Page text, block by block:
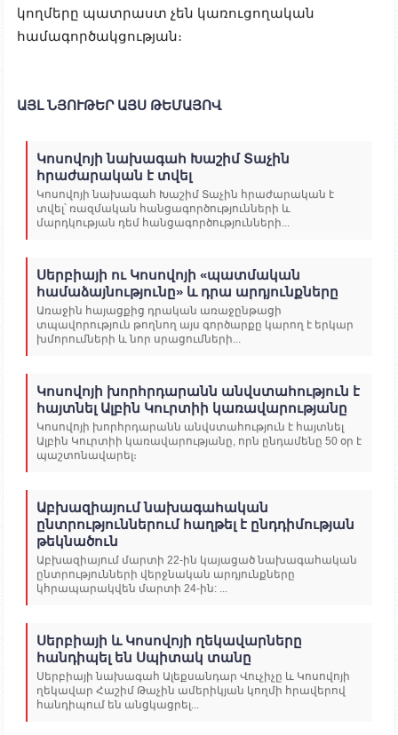
կողմերը պատրաստ չեն կառուցողական
համագործակցության։
ԱՅԼ ՆՅՈՒԹԵՐ ԱՅՍ ԹԵՄԱՅՈՎ
Կոսովոյի նախագահ Խաշիմ Տաչին
հրաժարական է տվել
Կոսովոյի նախագահ Խաշիմ Տաչին հրաժարական է
տվել՝ ռազմական հանցագործությունների և
մարդկության դեմ հանցագործությունների...
Սերբիայի ու Կոսովոյի «պատմական
համաձայնությունը» և դրա արդյունքները
Առաջին հայացքից դրական առաջընթացի
տպավորություն թողնող այս գործարքը կարող է երկար
խմորումների և նոր սրացումների...
Կոսովոյի խորհրդարանն անվստահություն է
հայտնել Ալբին Կուրտիի կառավարությանը
Կոսովոյի խորհրդարանն անվստահություն է հայտնել
Ալբին Կուրտիի կառավարությանը, որն ընդամենը 50 օր է
պաշտոնավարել։
Աբխազիայում նախագահական
ընտրություններում հաղթել է ընդդիմության
թեկնածուն
Աբխազիայում մարտի 22-ին կայացած նախագահական
ընտրությունների վերջնական արդյունքները
կհրապարակվեն մարտի 24-ին: ...
Սերբիայի և Կոսովոյի ղեկավարները
հանդիպել են Սպիտակ տանը
Սերբիայի նախագահ Ալեքսանդար Վուչիչը և Կոսովոյի
ղեկավար Հաշիմ Թաչին ամերիկյան կողմի հրավերով
հանդիպում են անցկացրել...